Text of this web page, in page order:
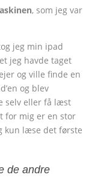
, som jeg var
jeg min ipad
jeg havde taget
og ville finde en
og blev
selv eller få læst
for mig er en stor
kun læse det første
de andre